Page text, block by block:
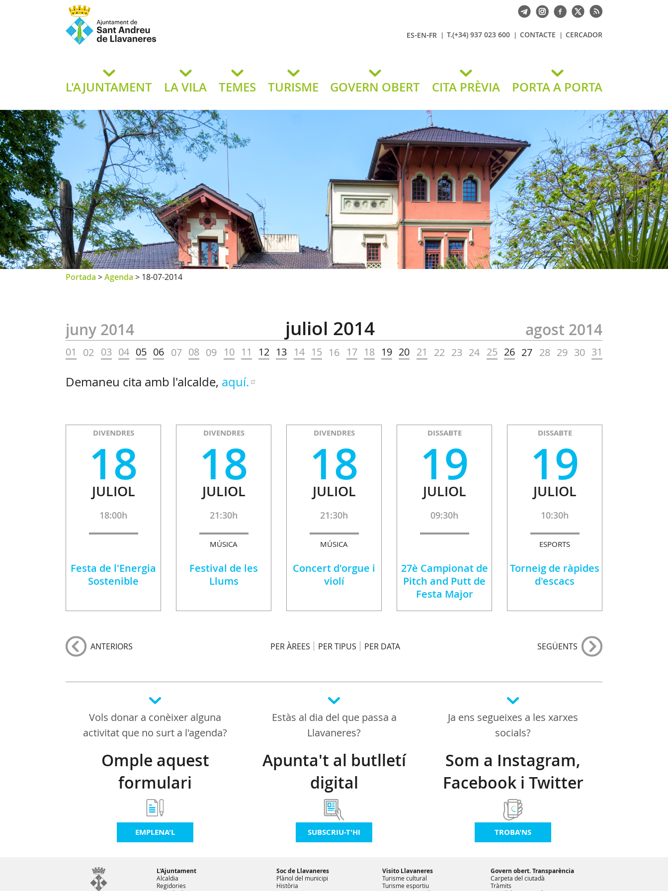
de Llavaneres
ES-EN-FR T.(+34) 937 023 600 CONTACTE CERCADOR
L'AJUNTAMENT LA VILA TEMES TURISME GOVERN OBERT CITA PRÈVIA PORTA A PORTA
Portada >Agenda > 18-07-2014
juny 2014 agost 2014
juliol 2014
01 02 03 04 05 06 07 08 09 10 11 12 13 14 15 16 17 18 19 20 21 22 23 24 25 26 27 28 29 30 31
Demaneu cita amb l'alcalde, aquí.
DIVENDRES
18
JULIOL
18:00h
Festa de l'Energia
Sostenible
DIVENDRES
18
JULIOL
21:30h
MÚSICA
Festival de les
Llums
DIVENDRES
18
JULIOL
21:30h
MÚSICA
Concert d'orgue i
violí
DISSABTE
19
JULIOL
09:30h
27è Campionat de
Pitch and Putt de
Festa Major
DISSABTE
19
JULIOL
10:30h
ESPORTS
Torneig de ràpides
d'escacs
ANTERIORS PER ÀREES PER TIPUS PER DATA SEGÜENTS
Vols donar a conèixer alguna
activitat que no surt a l'agenda?
Omple aquest
formulari
EMPLENA'L
Estàs al dia del que passa a
Llavaneres?
Apunta't al butlletí
digital
SUBSCRIU-T'HI
Ja ens segueixes a les xarxes
socials?
Som a Instagram,
Facebook i Twitter
TROBA'NS
L'Ajuntament
Alcaldia
Regidories
Soc de Llavaneres
Plànol del municipi
Història
Visito Llavaneres
Turisme cultural
Turisme esportiu
Govern obert. Transparència
Carpeta del ciutadà
Tràmits